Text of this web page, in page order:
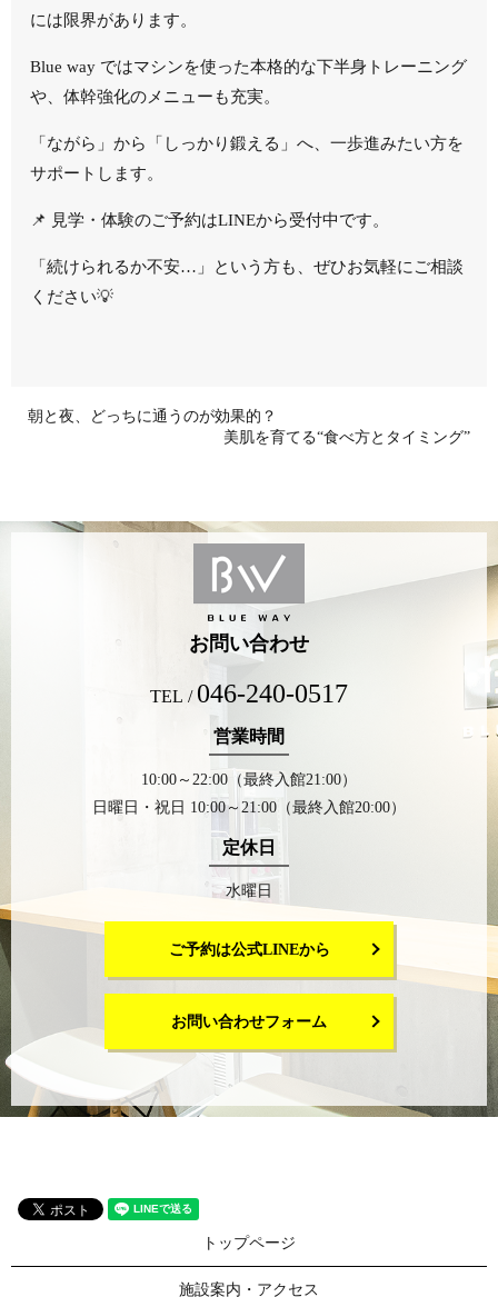
には限界があります。
Blue way ではマシンを使った本格的な下半身トレーニング
や、体幹強化のメニューも充実。
「ながら」から「しっかり鍛える」へ、一歩進みたい方を
サポートします。
📌 見学・体験のご予約はLINEから受付中です。
「続けられるか不安…」という方も、ぜひお気軽にご相談
ください💡
朝と夜、どっちに通うのが効果的？
美肌を育てる“食べ方とタイミング”
お問い合わせ
TEL / 046-240-0517
営業時間
10:00～22:00（最終入館21:00）
日曜日・祝日 10:00～21:00（最終入館20:00）
定休日
水曜日
ご予約は公式LINEから
お問い合わせフォーム
トップページ
施設案内・アクセス